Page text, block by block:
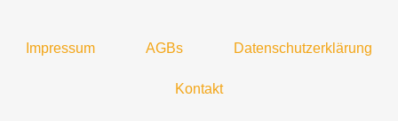
Impressum AGBs Datenschutzerklärung
Kontakt